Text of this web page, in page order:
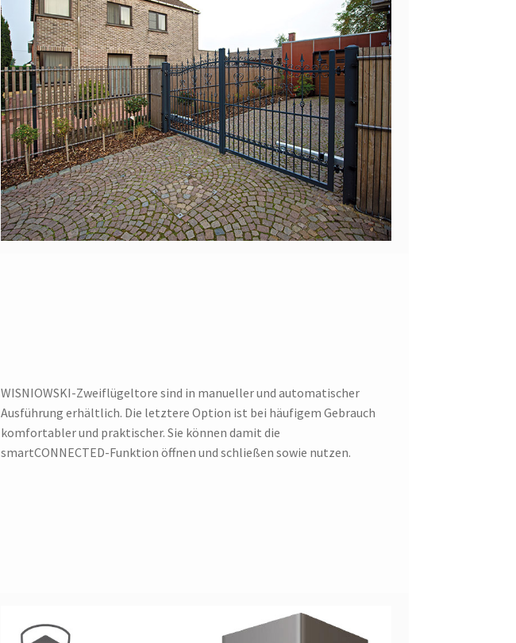
WISNIOWSKI-Zweiflügeltore sind in manueller und automatischer
Ausführung erhältlich. Die letztere Option ist bei häufigem Gebrauch
komfortabler und praktischer. Sie können damit die
smartCONNECTED-Funktion öffnen und schließen sowie nutzen.